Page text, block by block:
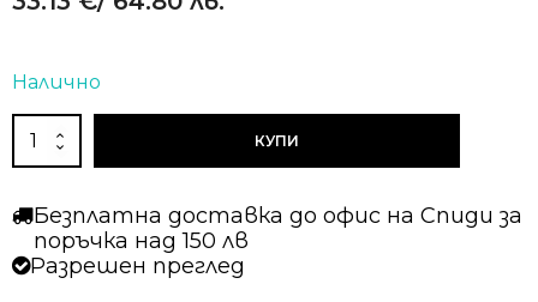
Налично
количество
за
за
боядисване
Dixie
КУПИ
Безплатна доставка до офис на Спиди за
поръчка над 150 лв
Разрешен преглед